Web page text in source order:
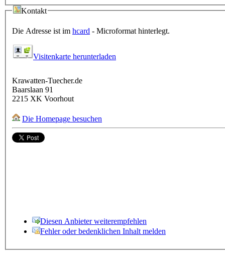
Kontakt
Die Adresse ist im hcard - Microformat hinterlegt.
Visitenkarte herunterladen
Krawatten-Tuecher.de
Baarslaan 91
2215 XK Voorhout
Die Homepage besuchen
Diesen Anbieter weiterempfehlen
Fehler oder bedenklichen Inhalt melden